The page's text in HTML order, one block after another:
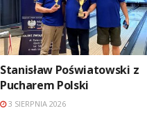
Stanisław Poświatowski z
Pucharem Polski
3 SIERPNIA 2026